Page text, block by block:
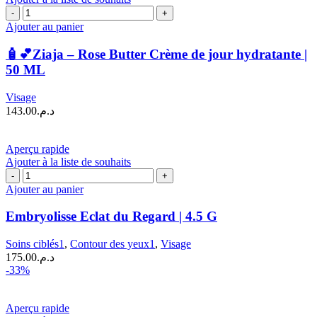
quantité
de
💕
Ziaja
–
Butter
Crème
hydratante
|
50
ML
Ajouter au panier
🧴💕Ziaja – Rose Butter Crème de jour hydratante |
50 ML
Visage
د.م.143.00
Aperçu rapide
Ajouter à la liste de souhaits
quantité
de
Embryolisse
Eclat
du
Regard
|
4.5
G
Ajouter au panier
Embryolisse Eclat du Regard | 4.5 G
Soins ciblés1 , Contour des yeux1 , Visage
د.م.175.00
-33%
Aperçu rapide